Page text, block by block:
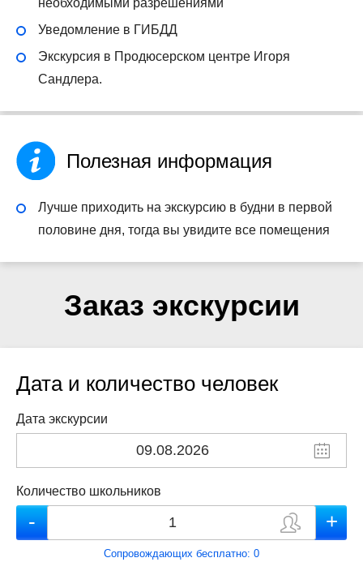
необходимыми разрешениями
Уведомление в ГИБДД
Экскурсия в Продюсерском центре Игоря
Сандлера.
Полезная информация
Лучше приходить на экскурсию в будни в первой
половине дня, тогда вы увидите все помещения
Заказ экскурсии
Дата и количество человек
Дата экскурсии
Количество школьников
Сопровождающих бесплатно: 0